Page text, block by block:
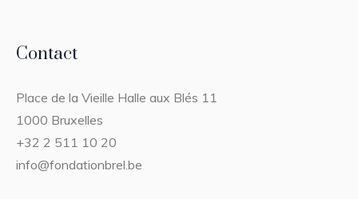
Contact
Place de la Vieille Halle aux Blés 11
1000 Bruxelles
+32 2 511 10 20
info@fondationbrel.be